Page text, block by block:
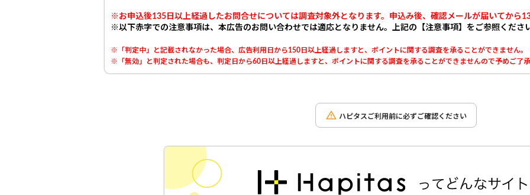
※お申込後135日以上経過したお問合せについては調査対象外となります。申込み後、確認メールが届いてから
※以下赤字での注意事項は、本広告のお問い合わせでは適応となりません。上記の【注意事項】をご参照くださ
※「判定中」と記載されなかった場合、広告利用日から150日以上経過しますと、ポイントに関する調査を承ることができません。
※「無効」と判定された場合も、判定日から60日以上経過しますと、ポイントに関する調査を承ることができませんので予めご了
ハピタスご利用前に必ずご確認ください